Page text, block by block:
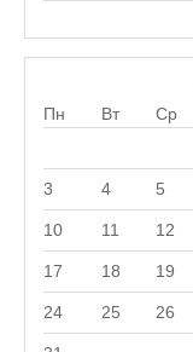
Пн
Вт Ср
3 4 5
10 11 12
17 18 19
24 25 26